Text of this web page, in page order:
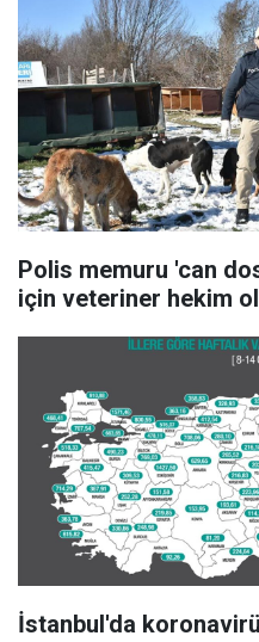
Polis memuru 'can
için veteriner hekim
İstanbul'da